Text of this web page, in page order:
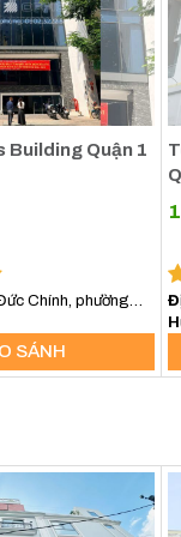
Building Quận 1
Chính, phường
SÁNH